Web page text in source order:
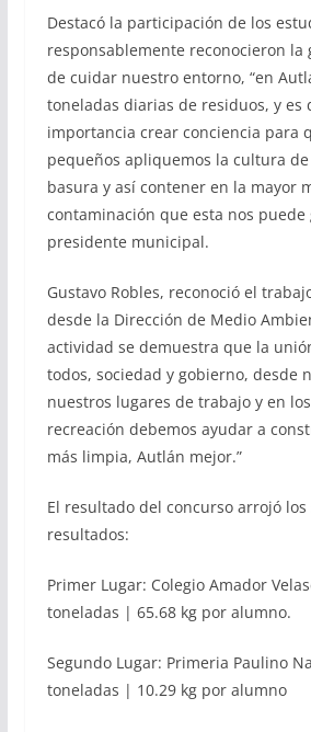
Destacó la participación de los
responsablemente reconocieron la
de cuidar nuestro entorno, “en
toneladas diarias de residuos, y es
importancia crear conciencia para
pequeños apliquemos la cultura
basura y así contener en la mayor
contaminación que esta nos puede
presidente municipal.
Gustavo Robles, reconoció el
desde la Dirección de Medio
actividad se demuestra que la
todos, sociedad y gobierno, desde
nuestros lugares de trabajo y en
recreación debemos ayudar a
más limpia, Autlán mejor.”
El resultado del concurso arrojó
resultados:
Primer Lugar: Colegio Amador
toneladas | 65.68 kg por alumno.
Segundo Lugar: Primeria Paulino
toneladas | 10.29 kg por alumno